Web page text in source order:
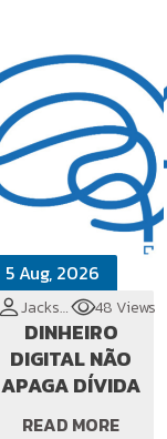
5 Aug, 2026
Jackson Cionek 48 Views
DINHEIRO
DIGITAL NÃO
APAGA DÍVIDA
READ MORE